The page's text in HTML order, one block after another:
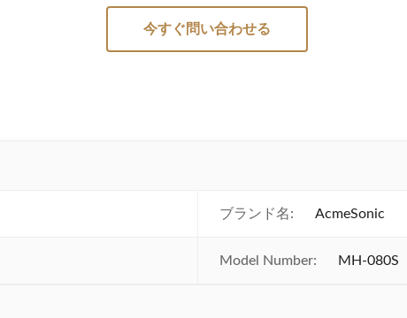
今すぐ問い合わせる
ブランド名: AcmeSonic
Model Number: MH-080S